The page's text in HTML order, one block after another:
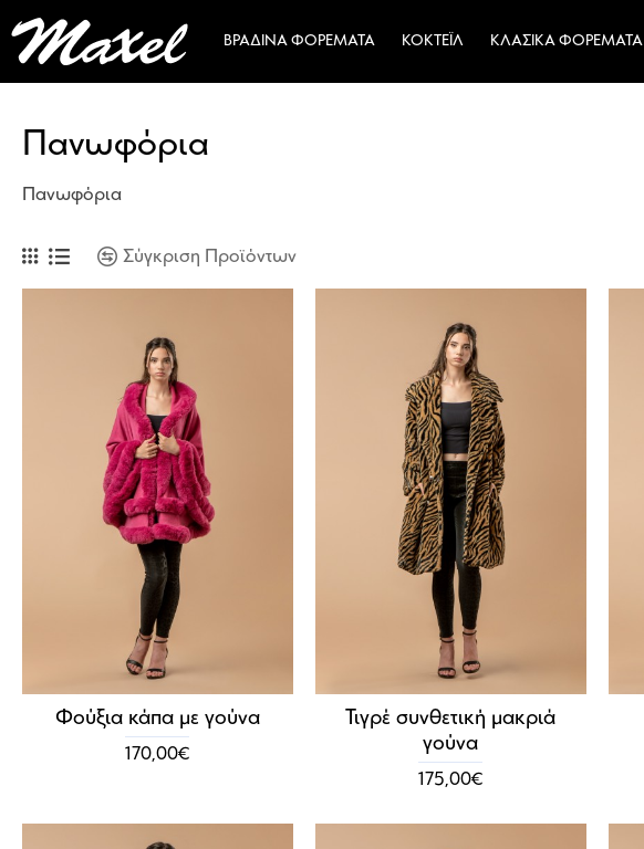
ΒΡΑΔΙΝΆ ΦΟΡΈΜΑΤΑ ΚΟΚΤΈΙΛ ΚΛΑΣΙΚΆ ΦΟΡΈΜΑΤΑ
Πανωφόρια
Πανωφόρια
Σύγκριση Προϊόντων
Φούξια κάπα με γούνα
170,00€
Τιγρέ συνθετική μακριά
γούνα
175,00€